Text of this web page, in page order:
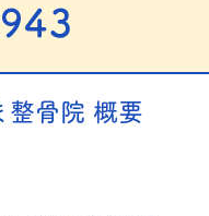
骨院 概要